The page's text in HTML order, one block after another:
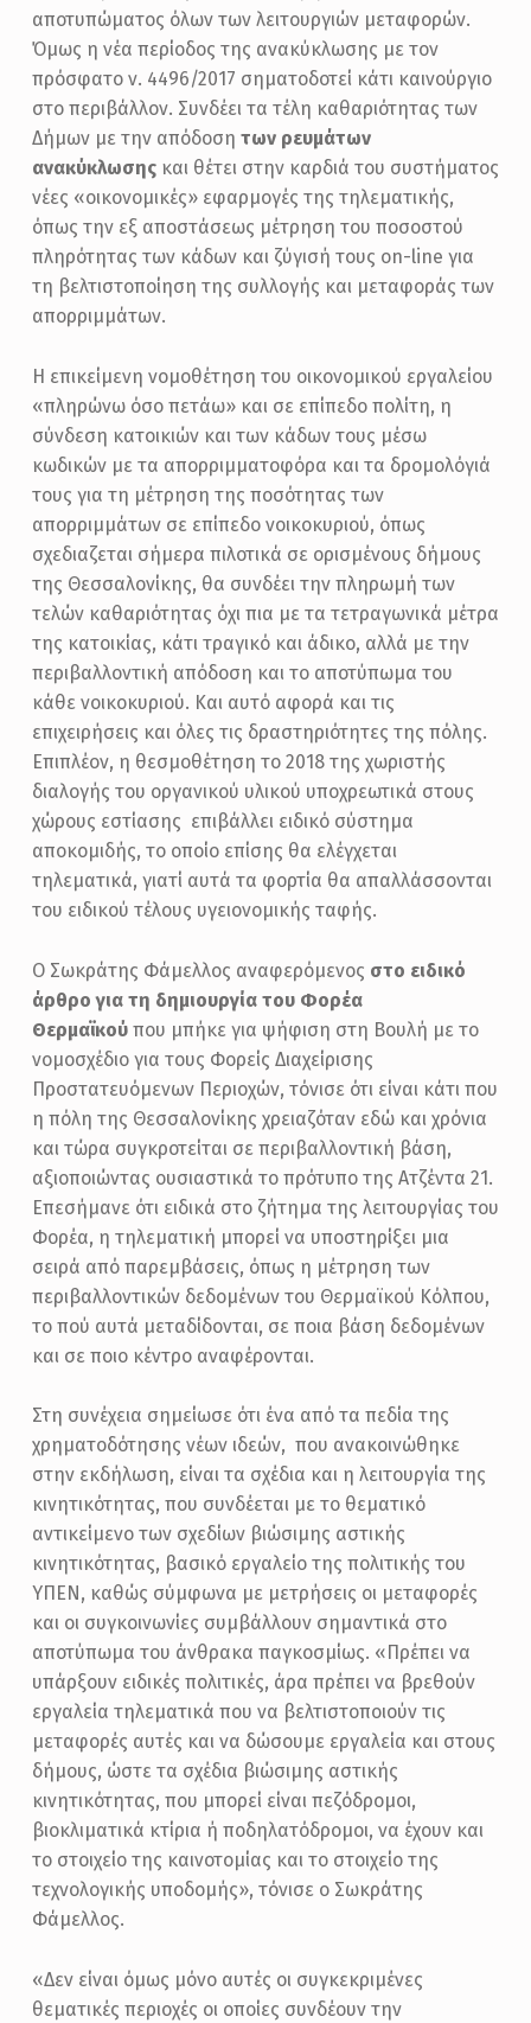
Τ
Ο
Σ
αποτυπώματος όλων των λειτουργιών μεταφορών.
Όμως η νέα περίοδος της ανακύκλωσης με τον
πρόσφατο ν. 4496/2017 σηματοδοτεί κάτι καινούργιο
στο περιβάλλον. Συνδέει τα τέλη καθαριότητας των
Δήμων με την απόδοση των ρευμάτων
ανακύκλωσηςκαι θέτει στην καρδιά του συστήματος
νέες «οικονομικές» εφαρμογές της τηλεματικής,
όπως την εξ αποστάσεως μέτρηση του ποσοστού
πληρότητας των κάδων και ζύγισή τους on-line για
τη βελτιστοποίηση της συλλογής και μεταφοράς των
απορριμμάτων.
Η επικείμενη νομοθέτηση του οικονομικού εργαλείου
«πληρώνω όσο πετάω» και σε επίπεδο πολίτη, η
σύνδεση κατοικιών και των κάδων τους μέσω
κωδικών με τα απορριμματοφόρα και τα δρομολόγιά
τους για τη μέτρηση της ποσότητας των
απορριμμάτων σε επίπεδο νοικοκυριού, όπως
σχεδιαζεται σήμερα πιλοτικά σε ορισμένους δήμους
της Θεσσαλονίκης, θα συνδέει την πληρωμή των
τελών καθαριότητας όχι πια με τα τετραγωνικά μέτρα
της κατοικίας, κάτι τραγικό και άδικο, αλλά με την
περιβαλλοντική απόδοση και το αποτύπωμα του
κάθε νοικοκυριού. Και αυτό αφορά και τις
επιχειρήσεις και όλες τις δραστηριότητες της πόλης.
Επιπλέον, η θεσμοθέτηση το 2018 της χωριστής
διαλογής του οργανικού υλικού υποχρεωτικά στους
χώρους εστίασης επιβάλλει ειδικό σύστημα
αποκομιδής, το οποίο επίσης θα ελέγχεται
τηλεματικά, γιατί αυτά τα φορτία θα απαλλάσσονται
του ειδικού τέλους υγειονομικής ταφής.
Ο Σωκράτης Φάμελλος αναφερόμενος στο ειδικό
άρθρο για τη δημιουργία του Φορέα
Θερμαϊκούπου μπήκε για ψήφιση στη Βουλή με το
νομοσχέδιο για τους Φορείς Διαχείρισης
Προστατευόμενων Περιοχών, τόνισε ότι είναι κάτι που
η πόλη της Θεσσαλονίκης χρειαζόταν εδώ και χρόνια
και τώρα συγκροτείται σε περιβαλλοντική βάση,
αξιοποιώντας ουσιαστικά το πρότυπο της Ατζέντα 21.
Επεσήμανε ότι ειδικά στο ζήτημα της λειτουργίας του
Φορέα, η τηλεματική μπορεί να υποστηρίξει μια
σειρά από παρεμβάσεις, όπως η μέτρηση των
περιβαλλοντικών δεδομένων του Θερμαϊκού Κόλπου,
το πού αυτά μεταδίδονται, σε ποια βάση δεδομένων
και σε ποιο κέντρο αναφέρονται.
Στη συνέχεια σημείωσε ότι ένα από τα πεδία της
χρηματοδότησης νέων ιδεών, που ανακοινώθηκε
στην εκδήλωση, είναι τα σχέδια και η λειτουργία της
κινητικότητας, που συνδέεται με το θεματικό
αντικείμενο των σχεδίων βιώσιμης αστικής
κινητικότητας, βασικό εργαλείο της πολιτικής του
ΥΠΕΝ, καθώς σύμφωνα με μετρήσεις οι μεταφορές
και οι συγκοινωνίες συμβάλλουν σημαντικά στο
αποτύπωμα του άνθρακα παγκοσμίως. «Πρέπει να
υπάρξουν ειδικές πολιτικές, άρα πρέπει να βρεθούν
εργαλεία τηλεματικά που να βελτιστοποιούν τις
μεταφορές αυτές και να δώσουμε εργαλεία και στους
δήμους, ώστε τα σχέδια βιώσιμης αστικής
κινητικότητας, που μπορεί είναι πεζόδρομοι,
βιοκλιματικά κτίρια ή ποδηλατόδρομοι, να έχουν και
το στοιχείο της καινοτομίας και το στοιχείο της
τεχνολογικής υποδομής», τόνισε ο Σωκράτης
Φάμελλος.
«Δεν είναι όμως μόνο αυτές οι συγκεκριμένες
θεματικές περιοχές οι οποίες συνδέουν την